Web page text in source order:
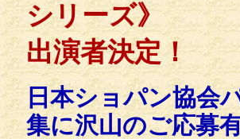
シリーズ》
出演者決定！
日本ショパン協会
集に沢山のご応募